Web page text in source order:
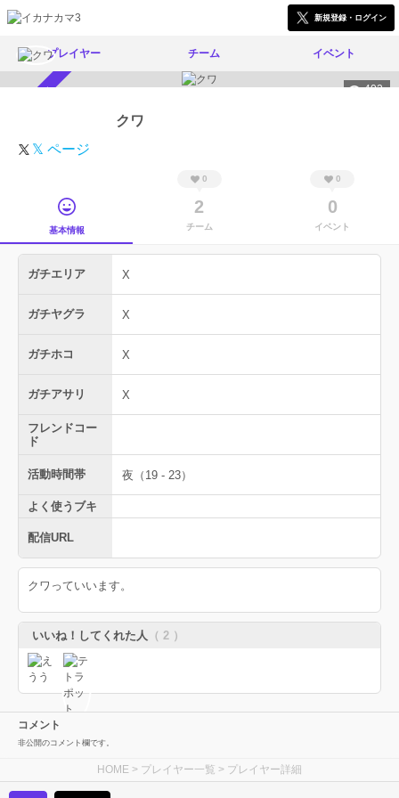
新規登録・ログイン
プレイヤー チーム イベント
402
クワ
𝕏 ページ
基本情報
0
2
チーム
0
0
イベント
ガチエリア X
ガチヤグラ X
ガチホコ X
ガチアサリ X
フレンドコー
ド
活動時間帯 夜（19 - 23）
よく使うブキ
配信URL
クワっていいます。
いいね！してくれた人 （ 2 ）
コメント
非公開のコメント欄です。
HOME > プレイヤー一覧 > プレイヤー詳細